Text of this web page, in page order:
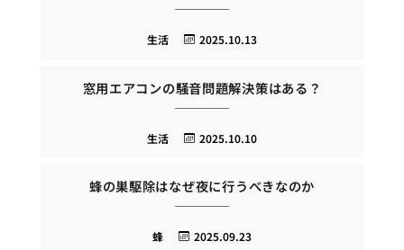
2025.10.13
生活
窓用エアコンの騒音問題解決策はある？
2025.10.10
生活
蜂の巣駆除はなぜ夜に行うべきなのか
2025.09.23
蜂